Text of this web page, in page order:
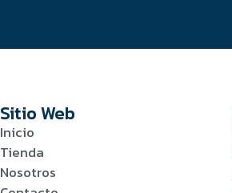
Sitio Web
Inicio
Tienda
Nosotros